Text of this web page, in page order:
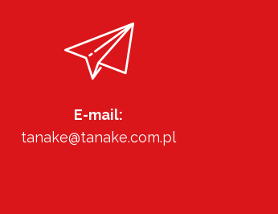
E-mail:
tanake@tanake.com.pl